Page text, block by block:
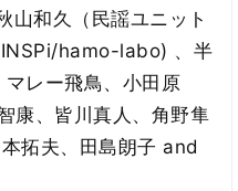
山和久（民謡ユニット
hamo-labo) 、半
レー飛鳥、小田原
康、皆川真人、角野隼
拓夫、田島朗子 and